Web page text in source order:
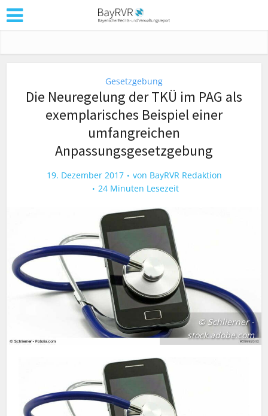
Gesetzgebung
Die Neuregelung der TKÜ im PAG als
exemplarisches Beispiel einer
umfangreichen
Anpassungsgesetzgebung
19. Dezember 2017 von BayRVR Redaktion
24 Minuten Lesezeit
© Schlierner -
stock.adobe.com